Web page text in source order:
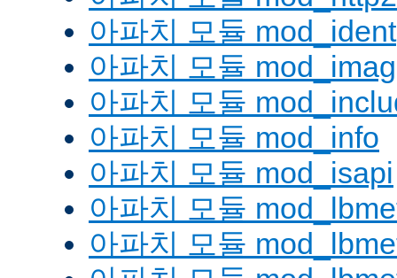
아파치 모듈 mod_ident
아파치 모듈
아파치 모듈
아파치 모듈 mod_info
아파치 모듈 mod_isapi
아파치 모듈
아파치 모듈